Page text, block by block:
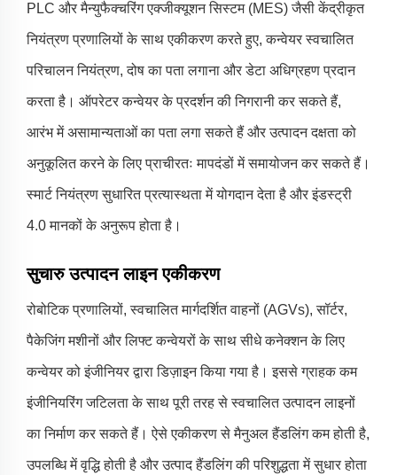
PLC और मैन्युफैक्चरिंग एक्जीक्यूशन सिस्टम (MES) जैसी केंद्रीकृत
नियंत्रण प्रणालियों के साथ एकीकरण करते हुए, कन्वेयर स्वचालित
परिचालन नियंत्रण, दोष का पता लगाना और डेटा अधिग्रहण प्रदान
करता है। ऑपरेटर कन्वेयर के प्रदर्शन की निगरानी कर सकते हैं,
आरंभ में असामान्यताओं का पता लगा सकते हैं और उत्पादन दक्षता को
अनुकूलित करने के लिए प्राचीरतः मापदंडों में समायोजन कर सकते हैं।
स्मार्ट नियंत्रण सुधारित प्रत्यास्थता में योगदान देता है और इंडस्ट्री
4.0 मानकों के अनुरूप होता है।
सुचारु उत्पादन लाइन एकीकरण
रोबोटिक प्रणालियों, स्वचालित मार्गदर्शित वाहनों (AGVs), सॉर्टर,
पैकेजिंग मशीनों और लिफ्ट कन्वेयरों के साथ सीधे कनेक्शन के लिए
कन्वेयर को इंजीनियर द्वारा डिज़ाइन किया गया है। इससे ग्राहक कम
इंजीनियरिंग जटिलता के साथ पूरी तरह से स्वचालित उत्पादन लाइनों
का निर्माण कर सकते हैं। ऐसे एकीकरण से मैनुअल हैंडलिंग कम होती है,
उपलब्धि में वृद्धि होती है और उत्पाद हैंडलिंग की परिशुद्धता में सुधार होता